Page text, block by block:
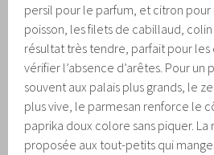
persil pour le parfum, et citron
poisson, les filets de cabillaud,
résultat très tendre, parfait pour
vérifier l’absence d’arêtes. Pour
souvent aux palais plus grands, le
plus vive, le parmesan renforce le
paprika doux colore sans piquer.
proposée aux tout-petits qui